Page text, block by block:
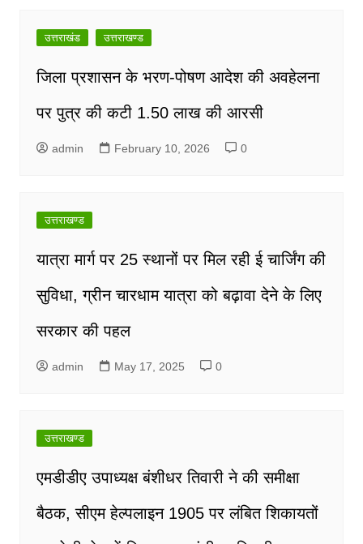
navigation
उत्तराखंड उत्तराखण्ड
जिला प्रशासन के भरण-पोषण आदेश की अवहेलना
पर पुत्र की कटी 1.50 लाख की आरसी
admin February 10, 2026 0
उत्तराखण्ड
यात्रा मार्ग पर 25 स्थानों पर मिल रही ई चार्जिंग की
सुविधा, ग्रीन चारधाम यात्रा को बढ़ावा देने के लिए
सरकार की पहल
admin May 17, 2025 0
उत्तराखण्ड
एमडीडीए उपाध्यक्ष बंशीधर तिवारी ने की समीक्षा
बैठक, सीएम हेल्पलाइन 1905 पर लंबित शिकायतों